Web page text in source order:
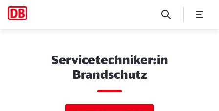
Servicetechniker:in
Brandschutz